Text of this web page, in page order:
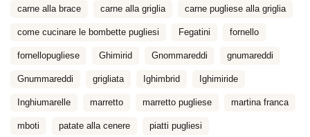
carne alla brace carne alla griglia carne pugliese alla griglia
come cucinare le bombette pugliesi Fegatini fornello
fornellopugliese Ghimirid Gnommareddi gnumareddi
Gnummareddi grigliata Ighimbrid Ighimiride
Inghiumarelle marretto marretto pugliese martina franca
mboti patate alla cenere piatti pugliesi